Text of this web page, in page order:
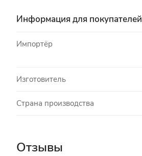
Информация для покупателей
Импортёр
Изготовитель
Страна производства
Отзывы